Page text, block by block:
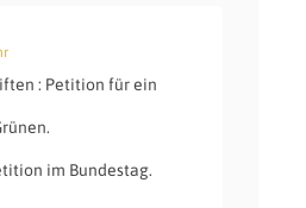
: Petition für ein
im Bundestag.